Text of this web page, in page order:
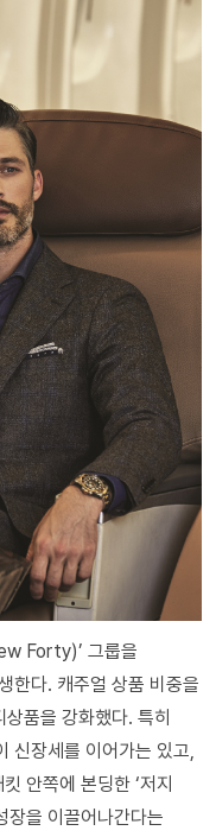
Forty)’ 그룹을
한다. 캐주얼 상품 비중을
품을 강화했다. 특히
신장세를 이어가는 있고,
안쪽에 본딩한 ‘저지
장을 이끌어나간다는